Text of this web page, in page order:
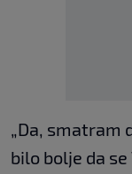
„Da, smatram
bilo bolje da